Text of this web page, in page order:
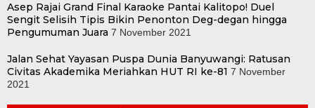
Asep Rajai Grand Final Karaoke Pantai Kalitopo! Duel
Sengit Selisih Tipis Bikin Penonton Deg-degan hingga
Pengumuman Juara 7 November 2021
Jalan Sehat Yayasan Puspa Dunia Banyuwangi: Ratusan
Civitas Akademika Meriahkan HUT RI ke-81 7 November
2021